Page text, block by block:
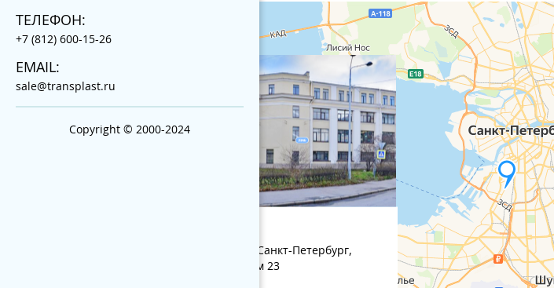
ТЕЛЕФОН:
+7 (812) 600-15-26
EMAIL:
sale@transplast.ru
Copyright © 2000-2024
197046, Россия, Санкт-Петербург,
ул. Швецова, дом 23